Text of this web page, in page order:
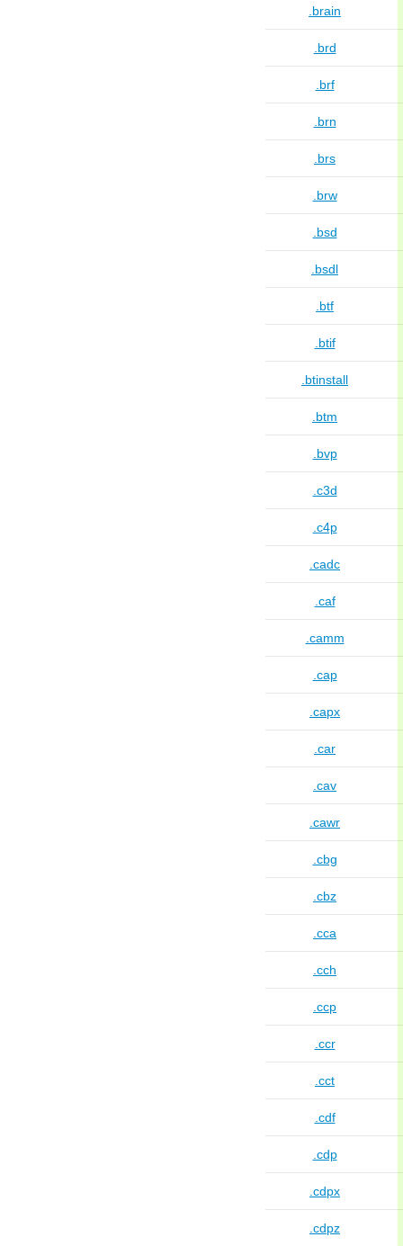
.brain
.brd
.brf
.brn
.brs
.brw
.bsd
.bsdl
.btf
.btif
.btinstall
.btm
.bvp
.c3d
.c4p
.cadc
.caf
.camm
.cap
.capx
.car
.cav
.cawr
.cbg
.cbz
.cca
.cch
.ccp
.ccr
.cct
.cdf
.cdp
.cdpx
.cdpz